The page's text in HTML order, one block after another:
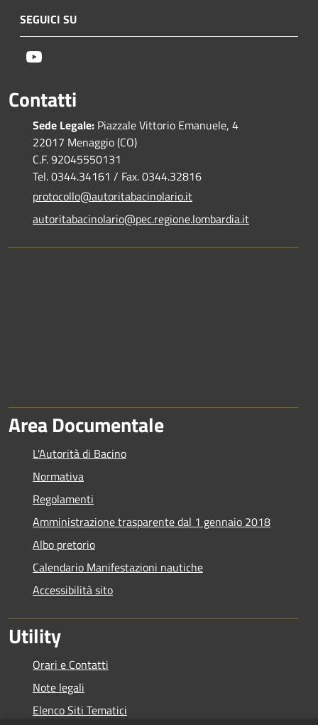
SEGUICI SU
Contatti
Sede Legale: Piazzale Vittorio Emanuele, 4
22017 Menaggio (CO)
C.F. 92045550131
Tel. 0344.34161 / Fax. 0344.32816
protocollo@autoritabacinolario.it
autoritabacinolario@pec.regione.lombardia.it
Area Documentale
L'Autorità di Bacino
Normativa
Regolamenti
Amministrazione trasparente dal 1 gennaio 2018
Albo pretorio
Calendario Manifestazioni nautiche
Accessibilità sito
Utility
Orari e Contatti
Note legali
Elenco Siti Tematici